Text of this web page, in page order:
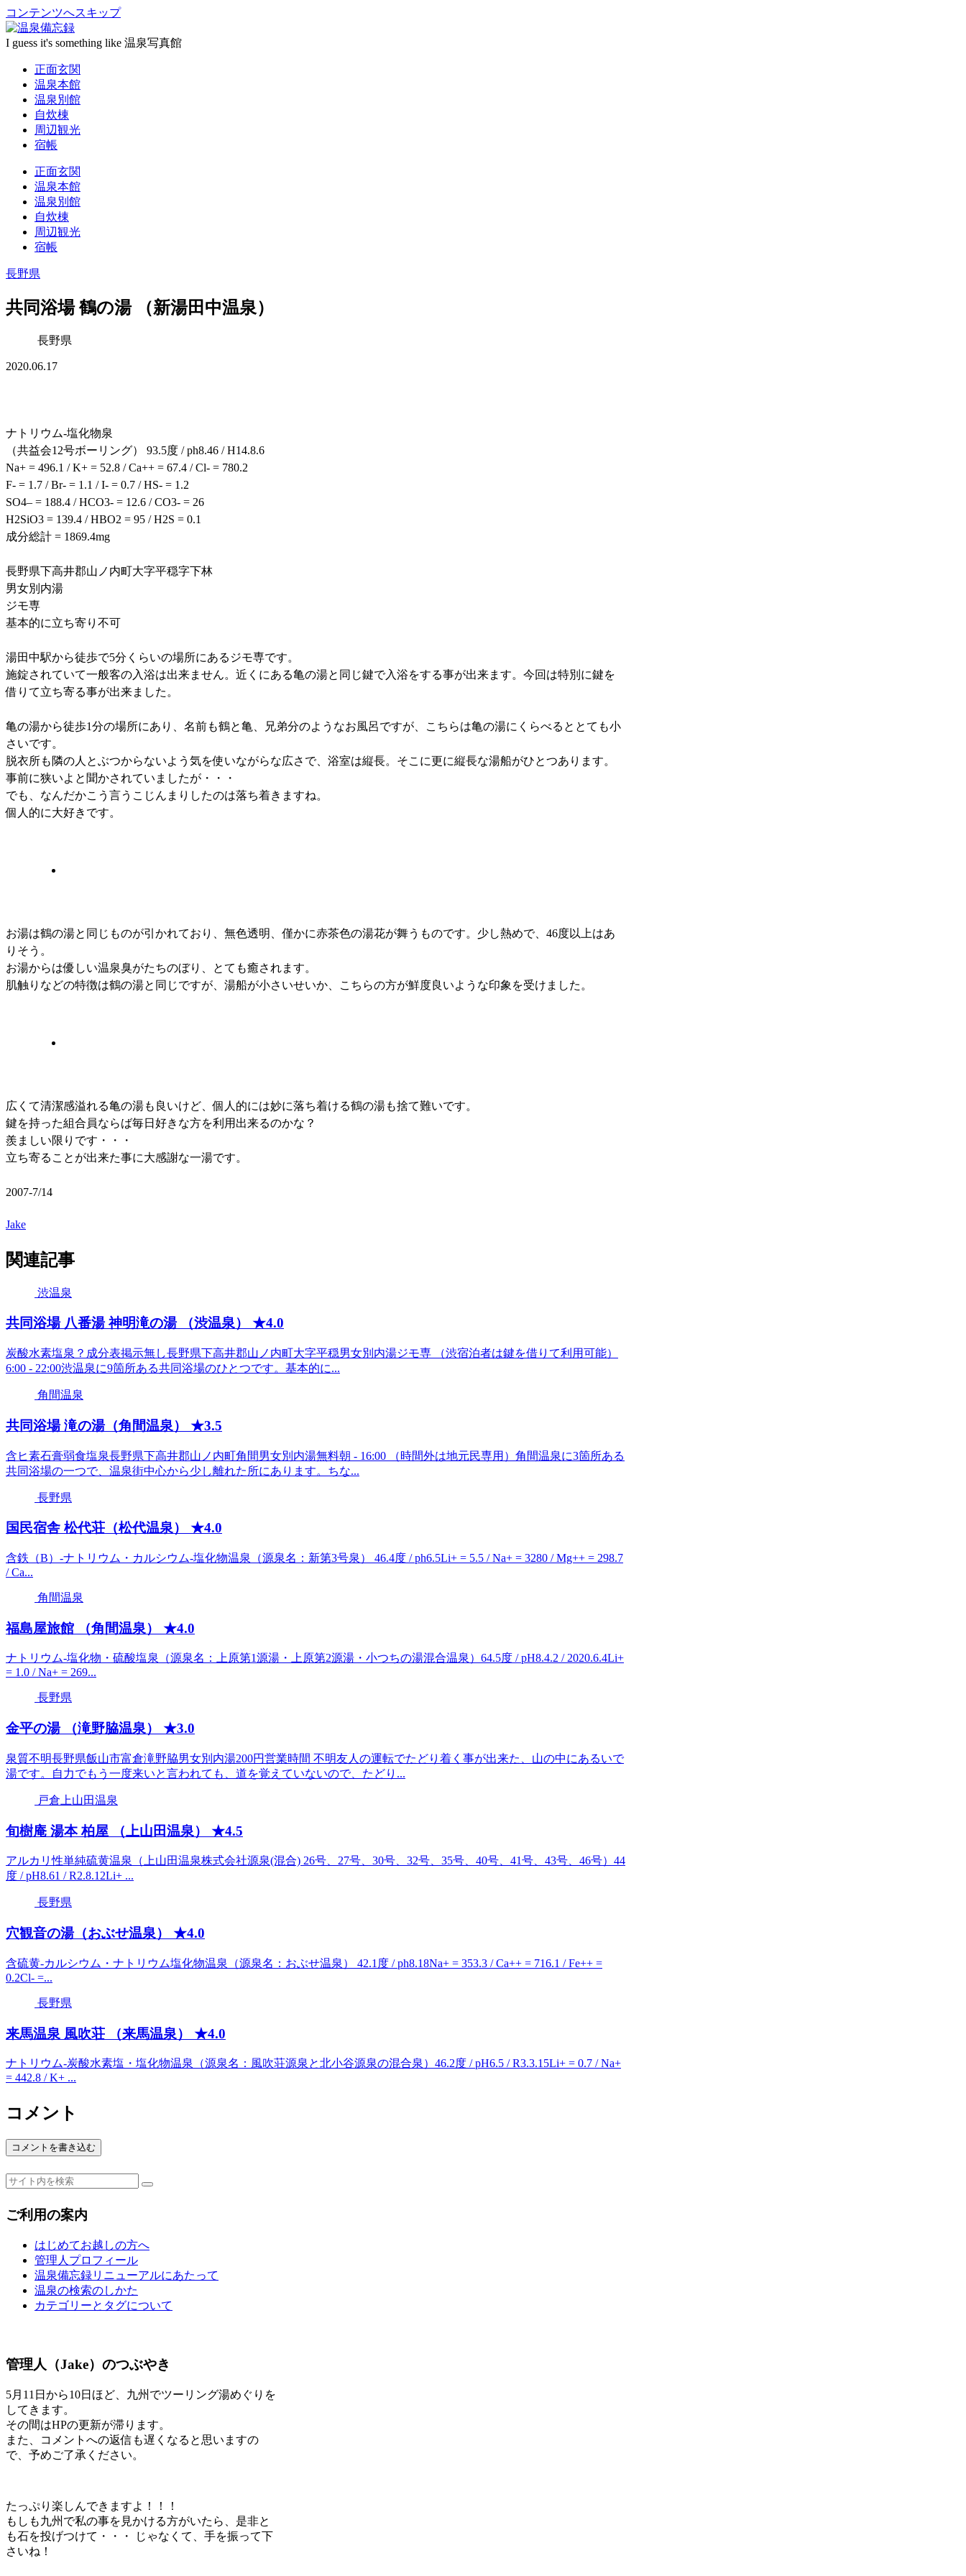
コンテンツへスキップ
I guess it's something like 温泉写真館
正面玄関
温泉本館
温泉別館
自炊棟
周辺観光
宿帳
正面玄関
温泉本館
温泉別館
自炊棟
周辺観光
宿帳
長野県
共同浴場 鶴の湯 （新湯田中温泉）
長野県
2020.06.17
ナトリウム-塩化物泉
（共益会12号ボーリング） 93.5度 / ph8.46 / H14.8.6
Na+ = 496.1 / K+ = 52.8 / Ca++ = 67.4 / Cl- = 780.2
F- = 1.7 / Br- = 1.1 / I- = 0.7 / HS- = 1.2
SO4– = 188.4 / HCO3- = 12.6 / CO3- = 26
H2SiO3 = 139.4 / HBO2 = 95 / H2S = 0.1
成分総計 = 1869.4mg
長野県下高井郡山ノ内町大字平穏字下林
男女別内湯
ジモ専
基本的に立ち寄り不可
湯田中駅から徒歩で5分くらいの場所にあるジモ専です。
施錠されていて一般客の入浴は出来ません。近くにある亀の湯と同じ鍵で入浴をする事が出来ます。今回は特別に鍵を
借りて立ち寄る事が出来ました。
亀の湯から徒歩1分の場所にあり、名前も鶴と亀、兄弟分のようなお風呂ですが、こちらは亀の湯にくらべるととても小
さいです。
脱衣所も隣の人とぶつからないよう気を使いながらな広さで、浴室は縦長。そこに更に縦長な湯船がひとつあります。
事前に狭いよと聞かされていましたが・・・
でも、なんだかこう言うこじんまりしたのは落ち着きますね。
個人的に大好きです。
お湯は鶴の湯と同じものが引かれており、無色透明、僅かに赤茶色の湯花が舞うものです。少し熱めで、46度以上はあ
りそう。
お湯からは優しい温泉臭がたちのぼり、とても癒されます。
肌触りなどの特徴は鶴の湯と同じですが、湯船が小さいせいか、こちらの方が鮮度良いような印象を受けました。
広くて清潔感溢れる亀の湯も良いけど、個人的には妙に落ち着ける鶴の湯も捨て難いです。
鍵を持った組合員ならば毎日好きな方を利用出来るのかな？
羨ましい限りです・・・
立ち寄ることが出来た事に大感謝な一湯です。
2007-7/14
Jake
関連記事
渋温泉
共同浴場 八番湯 神明滝の湯 （渋温泉） ★4.0
炭酸水素塩泉？成分表掲示無し長野県下高井郡山ノ内町大字平穏男女別内湯ジモ専 （渋宿泊者は鍵を借りて利用可能）
6:00 - 22:00渋温泉に9箇所ある共同浴場のひとつです。基本的に...
角間温泉
共同浴場 滝の湯（角間温泉） ★3.5
含ヒ素石膏弱食塩泉長野県下高井郡山ノ内町角間男女別内湯無料朝 - 16:00 （時間外は地元民専用）角間温泉に3箇所ある
共同浴場の一つで、温泉街中心から少し離れた所にあります。ちな...
長野県
国民宿舎 松代荘（松代温泉） ★4.0
含鉄（B）-ナトリウム・カルシウム-塩化物温泉（源泉名：新第3号泉） 46.4度 / ph6.5Li+ = 5.5 / Na+ = 3280 / Mg++ = 298.7
/ Ca...
角間温泉
福島屋旅館 （角間温泉） ★4.0
ナトリウム-塩化物・硫酸塩泉（源泉名：上原第1源湯・上原第2源湯・小つちの湯混合温泉）64.5度 / pH8.4.2 / 2020.6.4Li+
= 1.0 / Na+ = 269...
長野県
金平の湯 （滝野脇温泉） ★3.0
泉質不明長野県飯山市富倉滝野脇男女別内湯200円営業時間 不明友人の運転でたどり着く事が出来た、山の中にあるいで
湯です。自力でもう一度来いと言われても、道を覚えていないので、たどり...
戸倉上山田温泉
旬樹庵 湯本 柏屋 （上山田温泉） ★4.5
アルカリ性単純硫黄温泉（上山田温泉株式会社源泉(混合) 26号、27号、30号、32号、35号、40号、41号、43号、46号）44
度 / pH8.61 / R2.8.12Li+ ...
長野県
穴観音の湯（おぶせ温泉） ★4.0
含硫黄-カルシウム・ナトリウム塩化物温泉（源泉名：おぶせ温泉） 42.1度 / ph8.18Na+ = 353.3 / Ca++ = 716.1 / Fe++ =
0.2Cl- =...
長野県
来馬温泉 風吹荘 （来馬温泉） ★4.0
ナトリウム-炭酸水素塩・塩化物温泉（源泉名：風吹荘源泉と北小谷源泉の混合泉）46.2度 / pH6.5 / R3.3.15Li+ = 0.7 / Na+
= 442.8 / K+ ...
コメント
コメントを書き込む
ご利用の案内
はじめてお越しの方へ
管理人プロフィール
温泉備忘録リニューアルにあたって
温泉の検索のしかた
カテゴリーとタグについて
管理人（Jake）のつぶやき
5月11日から10日ほど、九州でツーリング湯めぐりを
してきます。
その間はHPの更新が滞ります。
また、コメントへの返信も遅くなると思いますの
で、予めご了承ください。
たっぷり楽しんできますよ！！！
もしも九州で私の事を見かける方がいたら、是非と
も石を投げつけて・・・ じゃなくて、手を振って下
さいね！